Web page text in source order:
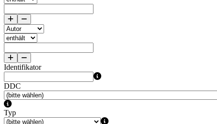
Identifikator
DDC
Typ